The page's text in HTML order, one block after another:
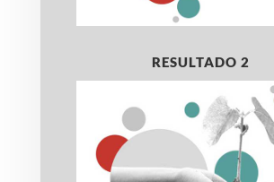
RESULTADO 2